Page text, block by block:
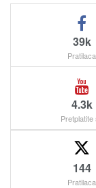
39k
Pratilaca
4.3k
Pretplatite
144
Pratilaca